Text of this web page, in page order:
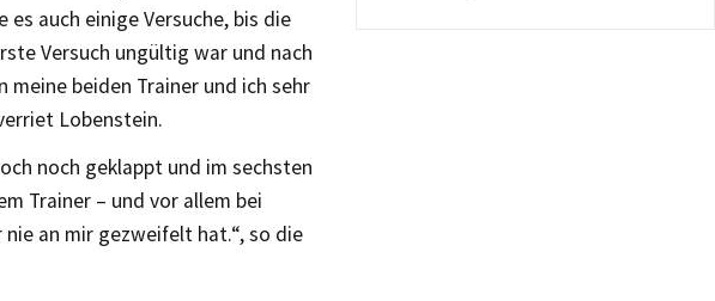
auch einige Versuche, bis die
Versuch ungültig war und nach
beiden Trainer und ich sehr
Lobenstein.
noch geklappt und im sechsten
Trainer – und vor allem bei
an mir gezweifelt hat.“, so die